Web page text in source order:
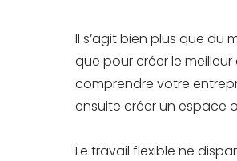
Il s’agit bien plus que du
que pour créer le
comprendre votre
ensuite créer un espace
Le travail flexible ne